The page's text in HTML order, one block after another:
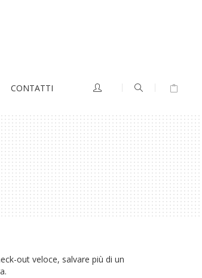
CONTATTI
out veloce, salvare più di un